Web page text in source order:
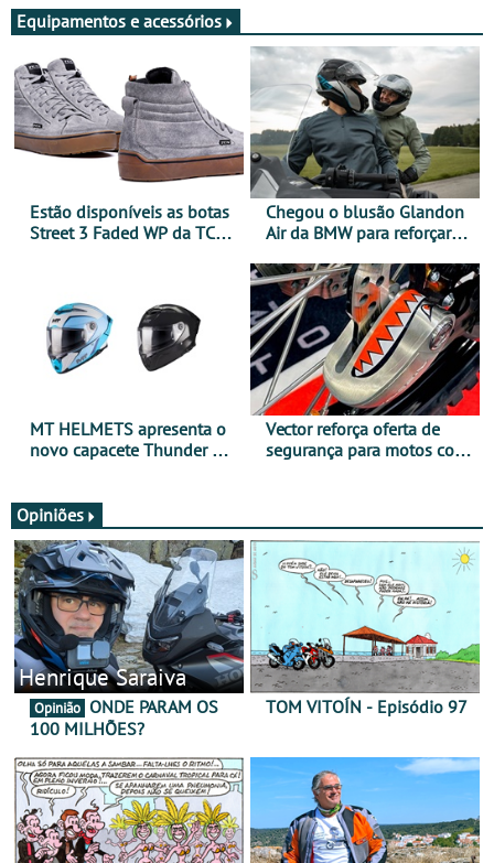
Equipamentos e acessórios
Estão disponíveis as botas
Street 3 Faded WP da TCX
Chegou o blusão Glandon
Air da BMW para reforçar
verão
MT HELMETS apresenta o
novo capacete Thunder 4 R
Vector reforça oferta de
segurança para motos com
Opiniões
Henrique Saraiva
Opinião
100 MILHÕES?
TOM VITOÍN - Episódio 97